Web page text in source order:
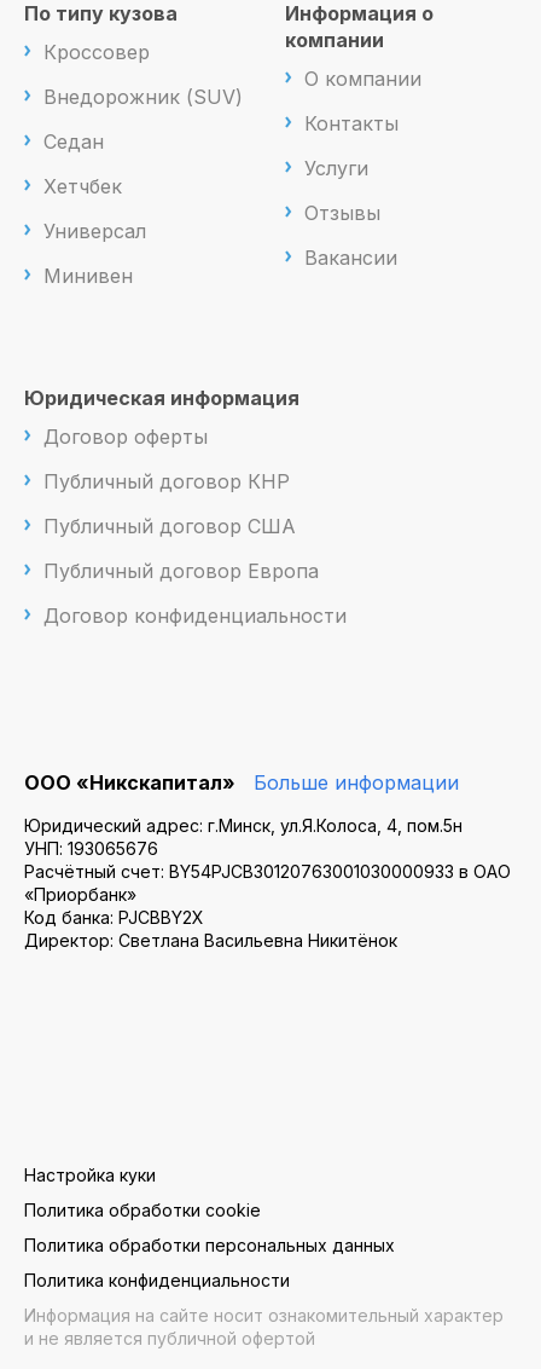
По типу кузова
Кроссовер
Внедорожник (SUV)
Седан
Хетчбек
Универсал
Минивен
Информация о
компании
О компании
Контакты
Услуги
Отзывы
Вакансии
Юридическая информация
Договор оферты
Публичный договор КНР
Публичный договор США
Публичный договор Европа
Договор конфиденциальности
ООО «Никскапитал» Больше информации
Юридический адрес: г.Минск, ул.Я.Колоса, 4, пом.5н
УНП: 193065676
Расчётный счет: BY54PJCB30120763001030000933 в ОАО
«Приорбанк»
Код банка: PJCBBY2X
Директор: Светлана Васильевна Никитёнок
Настройка куки
Политика обработки cookie
Политика обработки персональных данных
Политика конфиденциальности
Информация на сайте носит ознакомительный характер
и не является публичной офертой